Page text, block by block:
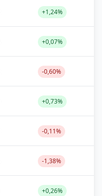
+1,24%
+0,07%
-0,60%
+0,73%
-0,11%
-1,38%
+0,26%